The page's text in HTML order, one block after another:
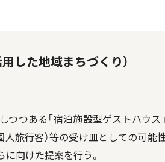
した地域まちづくり）
つある「宿泊施設型ゲストハウス
人旅行客）等の受け皿としての可
向けた提案を行う。